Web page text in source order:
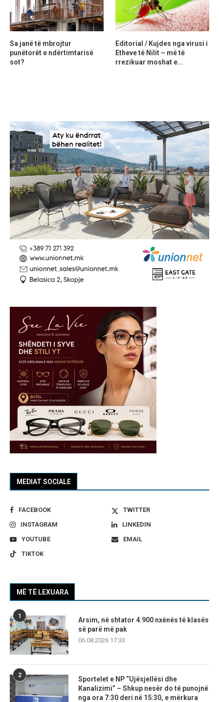
MEDIAT SOCIALE
FACEBOOK
TWITTER
INSTAGRAM
LINKEDIN
YOUTUBE
EMAIL
TIKTOK
MË TË LEXUARA
1
Arsim, në shtator 4.900 nxënës të klasës
së parë më pak
06.08.2026 17:33
2
Sportelet e NP “Ujësjellësi dhe
Kanalizimi” – Shkup nesër do të punojnë
nga ora 7:30 deri në 15:30, e mërkura
Sa janë të mbrojtur
punëtorët e ndërtimtarisë
sot?
Editorial / Kujdes nga virusi i
Etheve të Nilit – më të
rrezikuar moshat e...